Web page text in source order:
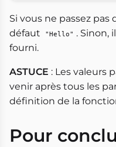
Si vous ne passez pas
défaut
"Hello" . Sinon,
fourni.
ASTUCE : Les valeurs
venir après tous les
définition de la
Pour